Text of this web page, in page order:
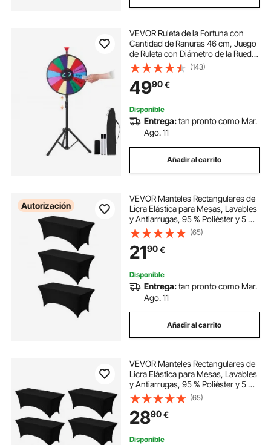
VEVOR Ruleta de la Fortuna con
Cantidad de Ranuras 46 cm, Juego
de Ruleta con Diámetro de la Rueda
14, Ruleta de La Suerte de La Suerte
Adultos Juego de La Ruleta con
Trípode Ajustable para Fiesta
(143)
4990€
Disponible
Entrega:tan pronto como Mar.
Ago. 11
Añadir al carrito
Autorización
VEVOR Manteles Rectangulares de
Licra Elástica para Mesas, Lavables
y Antiarrugas, 95 % Poliéster y 5 %
Elastano, para Fiestas, Bodas,
Banquetes y Festivales, Negro, 3
uds, 183 x 76 x 76 cm
(65)
2190€
Disponible
Entrega:tan pronto como Mar.
Ago. 11
Añadir al carrito
VEVOR Manteles Rectangulares de
Licra Elástica para Mesas, Lavables
y Antiarrugas, 95 % Poliéster y 5 %
Elastano, para Fiestas, Bodas,
Banquetes y Festivales, Negro, 6
uds, 183 x 76 x 76 cm
(65)
2890€
Disponible